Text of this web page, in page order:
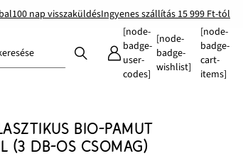
100 nap visszaküldésIngyenes szállítás 15 999 Ft-tól
[node-
badge-
user-
codes]
[node-
badge-
wishlist]
[node-
badge-
cart-
items]
BIO-PAMUT
(3 DB-OS CSOMAG)